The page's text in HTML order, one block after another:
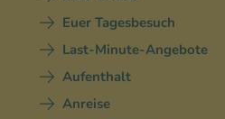
Euer Tagesbesuch
Last-Minute-Angebote
Aufenthalt
Anreise